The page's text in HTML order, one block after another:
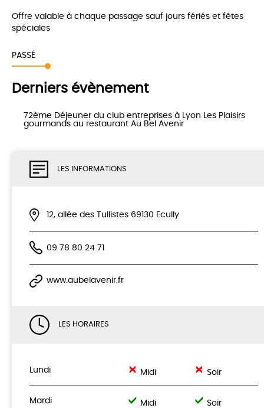
LES INFORMATIONS
12, allée des Tullistes 69130 Ecully
09 78 80 24 71
www.aubelavenir.fr
LES HORAIRES
Lundi Midi Soir
Mardi Midi Soir
Offre valable à chaque passage sauf jours fériés et fêtes
spéciales
PASSÉ
Derniers évènement
72ème Déjeuner du club entreprises à Lyon Les Plaisirs
gourmands au restaurant Au Bel Avenir